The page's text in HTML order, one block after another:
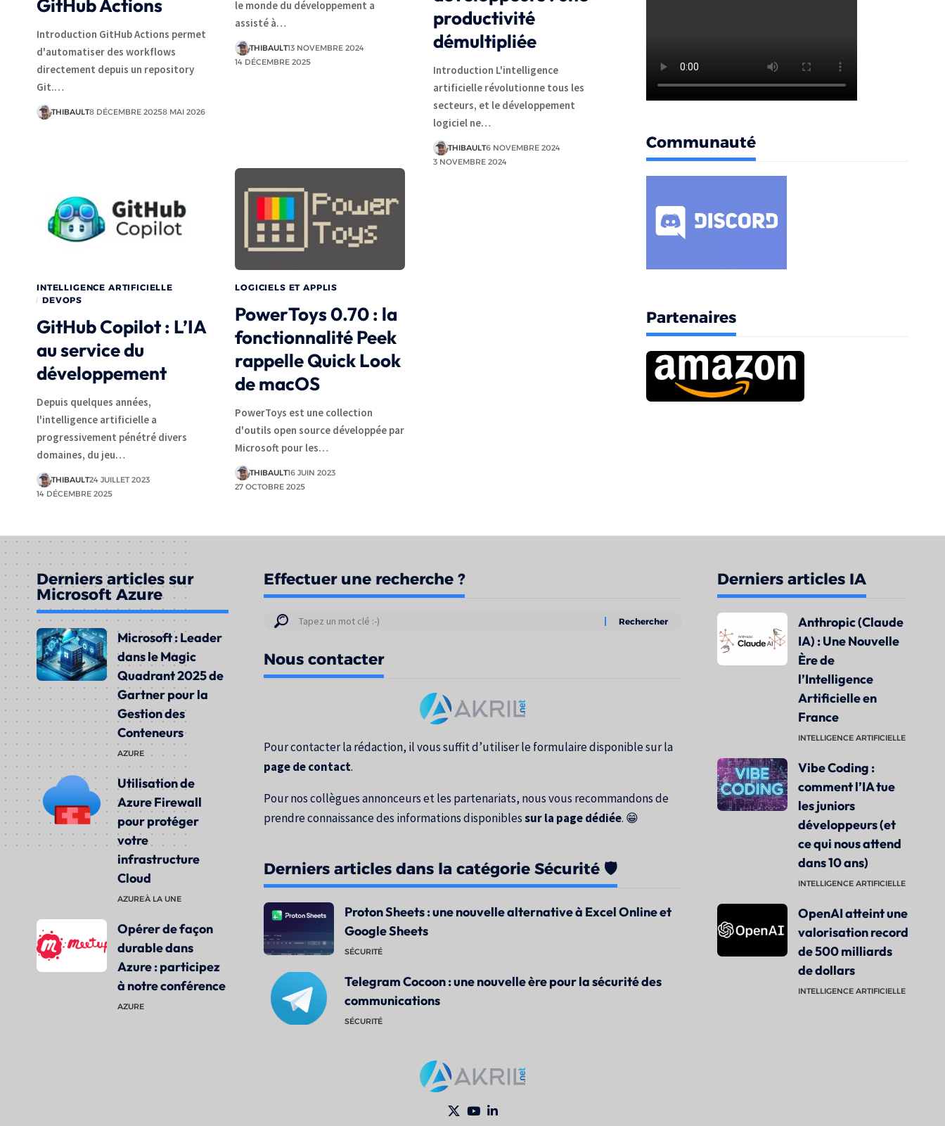
GitHub Actions
Introduction GitHub Actions permet
d'automatiser des workflows
directement depuis un repository
Git.…
THIBAULT8 DÉCEMBRE 20258 MAI 2026
le monde du développement a
assisté à…
THIBAULT13 NOVEMBRE 2024
14 DÉCEMBRE 2025
productivité
démultipliée
Introduction L'intelligence
artificielle révolutionne tous les
secteurs, et le développement
logiciel ne…
THIBAULT6 NOVEMBRE 2024
3 NOVEMBRE 2024
INTELLIGENCE ARTIFICIELLE
DEVOPS
GitHub Copilot : L’IA
au service du
développement
Depuis quelques années,
l'intelligence artificielle a
progressivement pénétré divers
domaines, du jeu…
THIBAULT24 JUILLET 2023
14 DÉCEMBRE 2025
LOGICIELS ET APPLIS
PowerToys 0.70 : la
fonctionnalité Peek
rappelle Quick Look
de macOS
PowerToys est une collection
d'outils open source développée par
Microsoft pour les…
THIBAULT16 JUIN 2023
27 OCTOBRE 2025
Communauté
Partenaires
Derniers articles sur
Microsoft Azure
Microsoft : Leader
dans le Magic
Quadrant 2025 de
Gartner pour la
Gestion des
Conteneurs
AZURE
Utilisation de
Azure Firewall
pour protéger
votre
infrastructure
Cloud
AZUREÀ LA UNE
Opérer de façon
durable dans
Azure : participez
à notre conférence
AZURE
Effectuer une recherche ?
Résultats
votre
recherche
Nous contacter
Pour contacter la rédaction, il vous suffit d’utiliser le formulaire disponible sur la
page de contact.
Pour nos collègues annonceurs et les partenariats, nous vous recommandons de
prendre connaissance des informations disponiblessur la page dédiée. 😁
Derniers articles dans la catégorie Sécurité 🛡️
Proton Sheets : une nouvelle alternative à Excel Online et
Google Sheets
SÉCURITÉ
Telegram Cocoon : une nouvelle ère pour la sécurité des
communications
SÉCURITÉ
Derniers articles IA
Anthropic (Claude
IA) : Une Nouvelle
Ère de
l’Intelligence
Artificielle en
France
INTELLIGENCE ARTIFICIELLE
Vibe Coding :
comment l’IA tue
les juniors
développeurs (et
ce qui nous attend
dans 10 ans)
INTELLIGENCE ARTIFICIELLE
OpenAI atteint une
valorisation record
de 500 milliards
de dollars
INTELLIGENCE ARTIFICIELLE